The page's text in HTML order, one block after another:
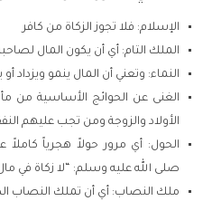
الإسلام: فلا تجوز الزكاة من كافر
الملك التام: أي أن يكون المال
النماء: وتعني أن المال ينمو ويزداد أو
الغنى عن الحوائج الأساسية
الأولاد والزوجة ومن تجب عليهم
الحول: أي مرور حولاً هجرياً كاملاً
صلى الله عليه وسلم: “لا زكاة في
ملك النصاب: أي أن تملك النصاب